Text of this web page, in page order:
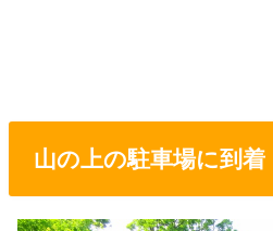
山の上の駐車場に到着